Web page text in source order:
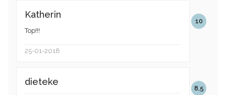
10
Katherin
Top!!!
25-01-2018
8,5
dieteke